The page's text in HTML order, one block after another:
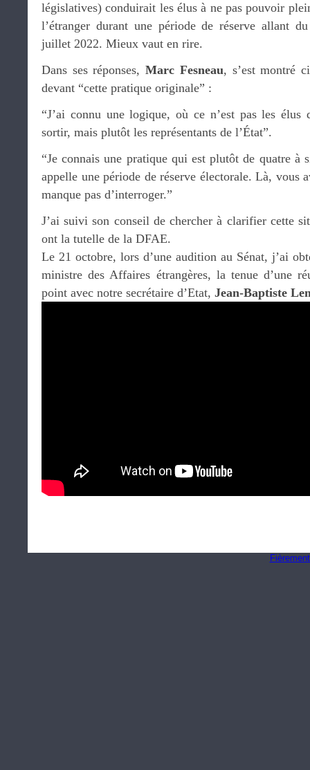
législatives) conduirait les élus à ne pas pouvoir
l’étranger durant une période de réserve allant
juillet 2022. Mieux vaut en rire.
Dans ses réponses,Marc Fesneau, s’est montré
devant “cette pratique originale” :
“J’ai connu une logique, où ce n’est pas les
sortir, mais plutôt les représentants de l’État”.
“Je connais une pratique qui est plutôt de quatre à
appelle une période de réserve électorale. Là, vous
manque pas d’interroger.”
J’ai suivi son conseil de chercher à clarifier cette
ont la tutelle de la DFAE.
Le 21 octobre, lors d’une audition au Sénat, j’ai
ministre des Affaires étrangères, la tenue d’une
point avec notre secrétaire d’Etat, Jean-Baptiste